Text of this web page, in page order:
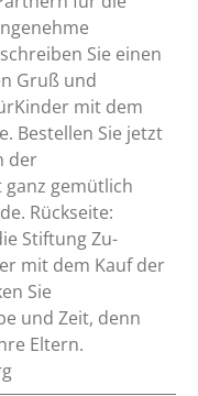
Sie einen
Gruß und
mit dem
Bestellen Sie jetzt
der
gemütlich
Rückseite:
Stiftung Zu-
mit dem Kauf der
Sie
und Zeit, denn
Eltern.